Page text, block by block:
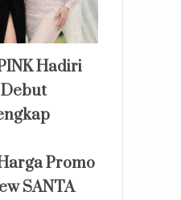
Hadiri
Promo
SANTA